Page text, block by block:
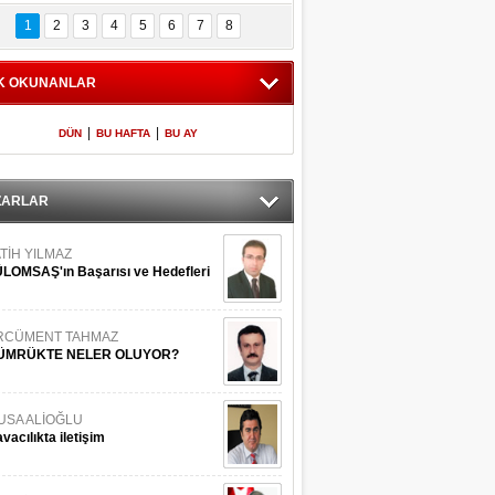
İstanbul
Adaları
600 milletvekilinin
listesi
1 2 3 4 5 6 7 8
OKUNANLAR
DÜN BU HAFTA BU AY
YILMAZ
Başarısı ve Hedefleri
TAHMAZ
NELER OLUYOR?
ALİOĞLU
iletişim